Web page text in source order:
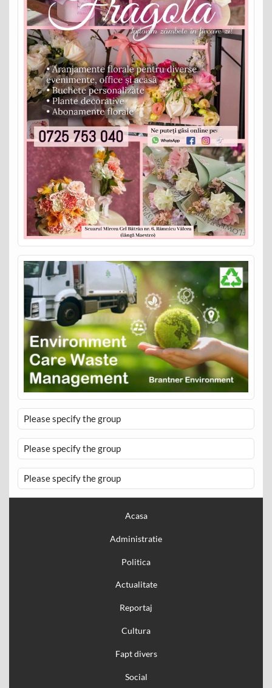
Please specify the group
Please specify the group
Please specify the group
Acasa
Administratie
Politica
Actualitate
Reportaj
Cultura
Fapt divers
Social